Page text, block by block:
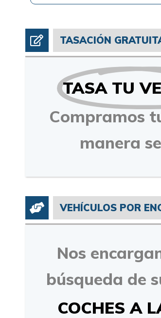
TASACIÓN
TASA TU
Compramos
manera
VEHÍCULOS POR
Nos
búsqueda de
COCHES A